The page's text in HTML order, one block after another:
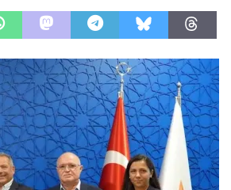
19. YILINDA ANILDI
SIVIL TOPLUM
hedefi için Ankara’dan destek istedi